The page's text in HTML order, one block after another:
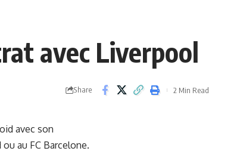
avec Liverpool
Share 2 Min Read
avec son
au FC Barcelone.